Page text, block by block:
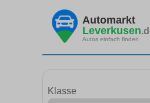
Automarkt
Leverkusen
Autos einfach finden
Klasse